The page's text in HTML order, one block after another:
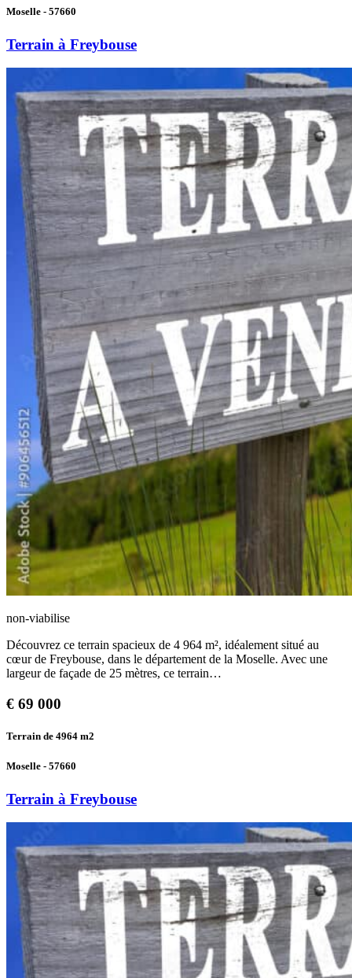
Moselle - 57660
Terrain à Freybouse
non-viabilise
Découvrez ce terrain spacieux de 4 964 m², idéalement situé au
cœur de Freybouse, dans le département de la Moselle. Avec une
largeur de façade de 25 mètres, ce terrain…
€ 69 000
Terrain de 4964 m2
Moselle - 57660
Terrain à Freybouse